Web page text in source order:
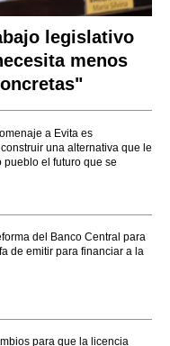
legislativo
menos
a Evita es
una alternativa que le
pueblo el futuro que se
del Banco Central para
de emitir para financiar a la
para que la licencia